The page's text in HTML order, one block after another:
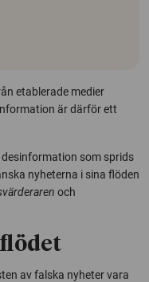
etablerade medier
är därför ett
som sprids
nyheterna i sina flöden
och
av falska nyheter vara